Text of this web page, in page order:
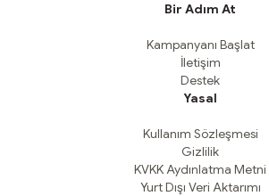
Bir Adım At
Kampanyanı Başlat
İletişim
Destek
Yasal
Kullanım Sözleşmesi
Gizlilik
KVKK Aydınlatma Metni
Yurt Dışı Veri Aktarımı